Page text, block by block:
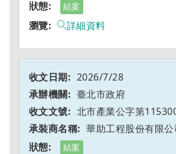
結案
詳細資料
2026/7/28
臺北市政府
北市產業公字第
華助工程股份有限公
結案